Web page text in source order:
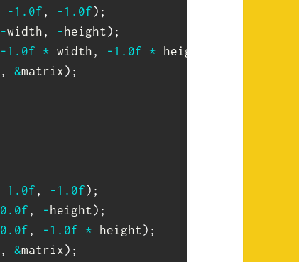
- 1.0f , - 1.0f) ;
-width , - height) ;
- 1.0f * width , - 1.0f * height
, &matrix) ;
1.0f , - 1.0f) ;
0.0f , - height) ;
0.0f , - 1.0f * height) ;
, &matrix) ;